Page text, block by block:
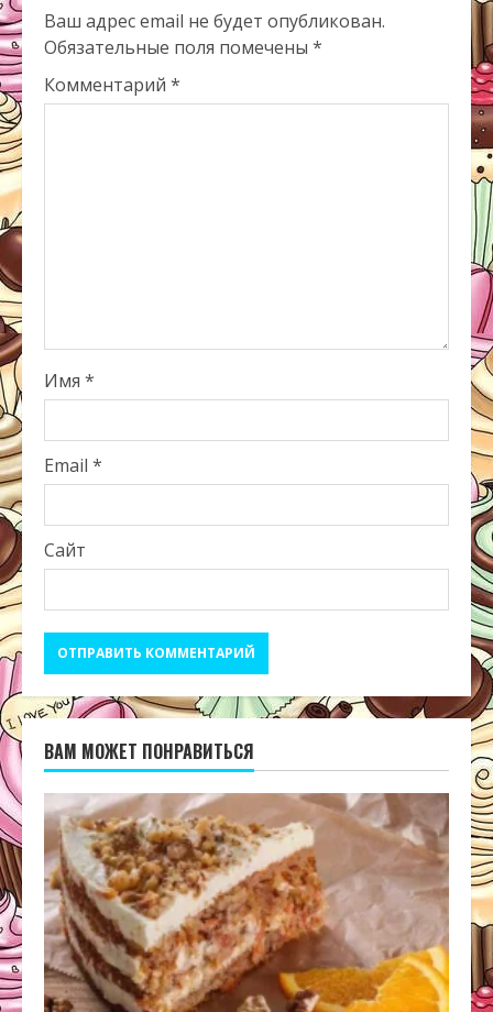
Ваш адрес email не будет опубликован.
Обязательные поля помечены *
Комментарий *
Имя *
Email *
Сайт
ВАМ МОЖЕТ ПОНРАВИТЬСЯ